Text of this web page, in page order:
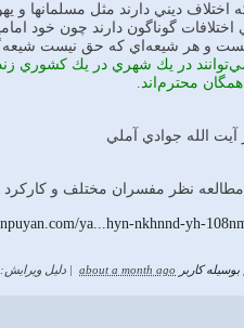
كه اختلاف ديني دارند مثل مسلمانها و
اختلافات گوناگون دارند چون خود
و هر شيعه‌اي كه حق نيست شيعهٴ
در يك شهري در يك كشوري
محترم‌اند.
آيت الله جوادي آملي
نظر مفسران مختلف و كاركرد
ya...hyn-nkhnnd-yh-
کاربر about a month ago دلیل ویرایش: edit